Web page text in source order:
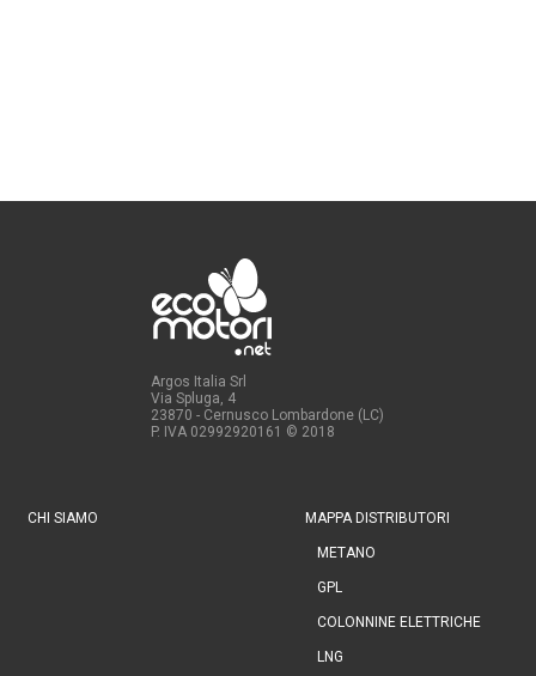
Argos Italia Srl
Via Spluga, 4
23870 - Cernusco Lombardone (LC)
P. IVA 02992920161 © 2018
CHI SIAMO MAPPA DISTRIBUTORI
METANO
GPL
COLONNINE ELETTRICHE
LNG